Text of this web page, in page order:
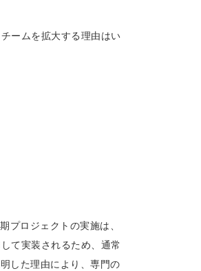
ームを拡大する理由はい
プロジェクトの実施は、
て実装されるため、通常
した理由により、専門の